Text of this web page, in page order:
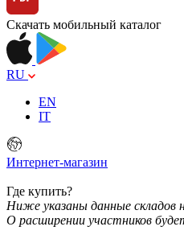
Скачать мобильный каталог
RU
EN
IT
Интернет-магазин
Где купить?
Ниже указаны данные складов
О расширении участников